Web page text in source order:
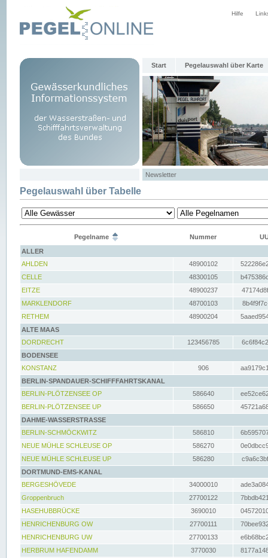
Hilfe
Start Pegelauswahl über Karte
Newsletter
Pegelauswahl über Tabelle
Pegelname Nummer
ALLER
AHLDEN
48900102
CELLE
48300105
EITZE
48900237
MARKLENDORF
48700103
RETHEM
48900204
ALTE MAAS
DORDRECHT
123456785
BODENSEE
KONSTANZ
906
BERLIN-SPANDAUER-SCHIFFFAHRTSKANAL
BERLIN-PLÖTZENSEE OP
586640
BERLIN-PLÖTZENSEE UP
586650
DAHME-WASSERSTRASSE
BERLIN-SCHMÖCKWITZ
586810
NEUE MÜHLE SCHLEUSE OP
586270
NEUE MÜHLE SCHLEUSE UP
586280
DORTMUND-EMS-KANAL
BERGESHÖVEDE
34000010
Groppenbruch
27700122
HASEHUBBRÜCKE
3690010
HENRICHENBURG OW
27700111
HENRICHENBURG UW
27700133
HERBRUM HAFENDAMM
3770030